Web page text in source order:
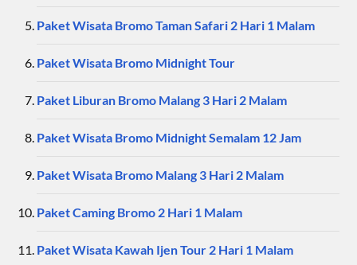
Paket Wisata Bromo Taman Safari 2 Hari 1 Malam
Paket Wisata Bromo Midnight Tour
Paket Liburan Bromo Malang 3 Hari 2 Malam
Paket Wisata Bromo Midnight Semalam 12 Jam
Paket Wisata Bromo Malang 3 Hari 2 Malam
Paket Caming Bromo 2 Hari 1 Malam
Paket Wisata Kawah Ijen Tour 2 Hari 1 Malam